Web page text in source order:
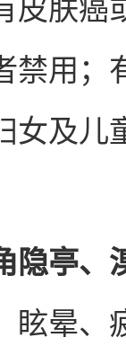
皮肤癌
禁用；
女及儿
隐亭、
眩晕、